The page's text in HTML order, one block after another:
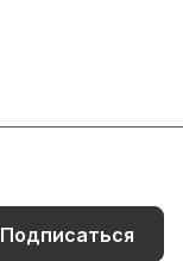
Подписаться